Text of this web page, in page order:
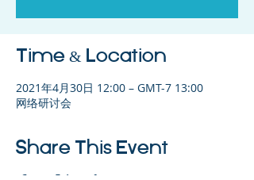
Time & Location
2021年4月30日 12:00 – GMT-7 13:00
网络研讨会
Share This Event